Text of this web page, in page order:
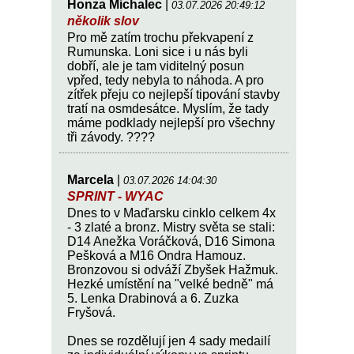
Honza Michalec 03.07.2026 20:49:12
několik slov
Pro mě zatím trochu překvapení z
Rumunska. Loni sice i u nás byli
dobří, ale je tam viditelný posun
vpřed, tedy nebyla to náhoda. A pro
zítřek přeju co nejlepší tipování stavby
tratí na osmdesátce. Myslím, že tady
máme podklady nejlepší pro všechny
tři závody. ????
Marcela 03.07.2026 14:04:30
SPRINT - WYAC
Dnes to v Maďarsku cinklo celkem 4x
- 3 zlaté a bronz. Mistry světa se stali:
D14 Anežka Voráčková, D16 Simona
Pešková a M16 Ondra Hamouz.
Bronzovou si odváží Zbyšek Hažmuk.
Hezké umístění na "velké bedně" má
5. Lenka Drabinová a 6. Zuzka
Fryšová.
Dnes se rozdělují jen 4 sady medailí